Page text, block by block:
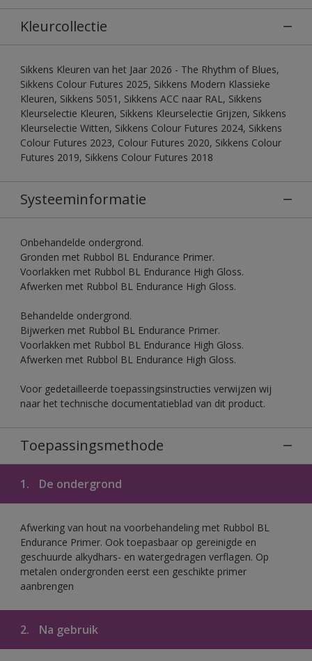
Kleurcollectie
Sikkens Kleuren van het Jaar 2026 - The Rhythm of Blues,
Sikkens Colour Futures 2025, Sikkens Modern Klassieke
Kleuren, Sikkens 5051, Sikkens ACC naar RAL, Sikkens
Kleurselectie Kleuren, Sikkens Kleurselectie Grijzen, Sikkens
Kleurselectie Witten, Sikkens Colour Futures 2024, Sikkens
Colour Futures 2023, Colour Futures 2020, Sikkens Colour
Futures 2019, Sikkens Colour Futures 2018
Systeeminformatie
Onbehandelde ondergrond.
Gronden met Rubbol BL Endurance Primer.
Voorlakken met Rubbol BL Endurance High Gloss.
Afwerken met Rubbol BL Endurance High Gloss.
Behandelde ondergrond.
Bijwerken met Rubbol BL Endurance Primer.
Voorlakken met Rubbol BL Endurance High Gloss.
Afwerken met Rubbol BL Endurance High Gloss.
Voor gedetailleerde toepassingsinstructies verwijzen wij
naar het technische documentatieblad van dit product.
Toepassingsmethode
1. De ondergrond
Afwerking van hout na voorbehandeling met Rubbol BL
Endurance Primer. Ook toepasbaar op gereinigde en
geschuurde alkydhars- en watergedragen verflagen. Op
metalen ondergronden eerst een geschikte primer
aanbrengen
2. Na gebruik